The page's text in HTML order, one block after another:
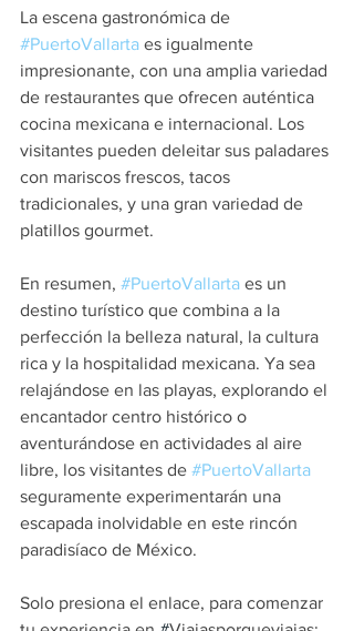
La escena gastronómica de
#PuertoVallarta es igualmente
impresionante, con una amplia variedad
de restaurantes que ofrecen auténtica
cocina mexicana e internacional. Los
visitantes pueden deleitar sus paladares
con mariscos frescos, tacos
tradicionales, y una gran variedad de
platillos gourmet.
En resumen, #PuertoVallarta es un
destino turístico que combina a la
perfección la belleza natural, la cultura
rica y la hospitalidad mexicana. Ya sea
relajándose en las playas, explorando el
encantador centro histórico o
aventurándose en actividades al aire
libre, los visitantes de #PuertoVallarta
seguramente experimentarán una
escapada inolvidable en este rincón
paradisíaco de México.
Solo presiona el enlace, para comenzar